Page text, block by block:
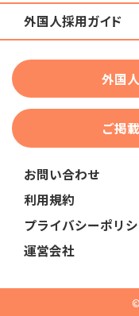
国籍から検索する
在留資格から検索する
団体種別から探す
業界・職種から検索する
育成就労外国人の受け
技人国・高度人材の受
外国人採用ガイド
特定技能
技術・人文知識・国際業
助成金
教育・研修
人事・労務
採用サービス・ツール
外国
ご掲
お問い合わせ
利用規約
プライバシーポリ
運営会社